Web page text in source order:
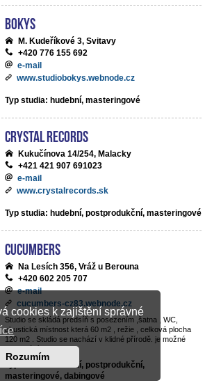
cookies k zajištění správné
Rozumím
BoKys
M. Kudeříkové 3, Svitavy
+420 776 155 692
e-mail
www.studiobokys.webnode.cz
Typ studia: hudební, masteringové
Crystal Records
Kukučínova 14/254, Malacky
+421 421 907 691023
e-mail
www.crystalrecords.sk
Typ studia: hudební, postprodukční, masteringové
cucumbers
Na Lesích 356, Vráž u Berouna
+420 602 205 707
e-mail
cucumbers-cz83.webnode.cz
Studio se skládá predsíň s posezením ,šatna , WC,
akustická místnost která 60 m2 , režie , celková plocha
120 m2 . Studio se nachází v klidné přírodě. je možné
parkování v objektu .
Typ studia: hudební, postprodukční,
masteringové, dabingové